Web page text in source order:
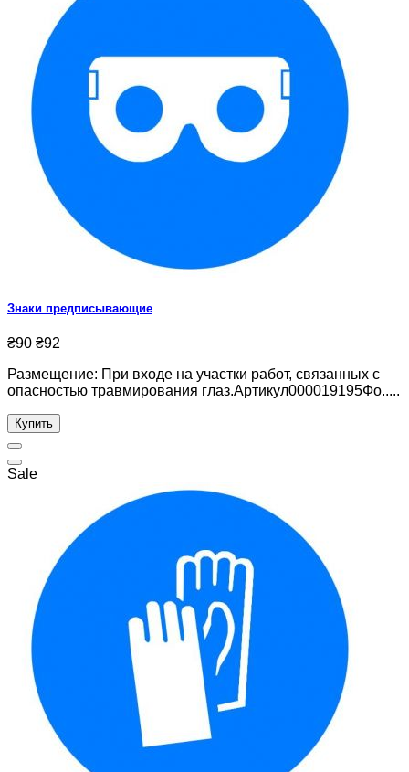
Знаки предписывающие
₴90 ₴92
Размещение: При входе на участки работ, связанных с
опасностью травмирования глаз.Артикул000019195Фо.....
Купить
Sale